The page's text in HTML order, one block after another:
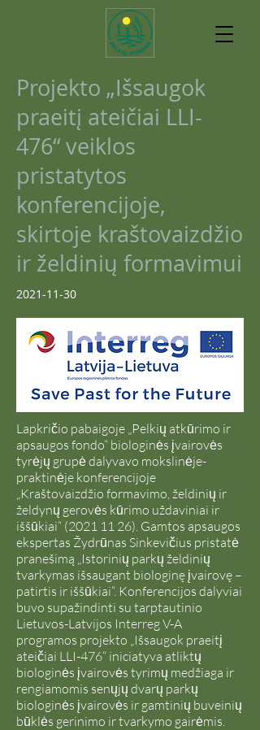
Projekto „Išsaugok
praeitį ateičiai LLI-
476“ veiklos
pristatytos
konferencijoje,
skirtoje kraštovaizdžio
ir želdinių formavimui
2021-11-30
Lapkričio pabaigoje „Pelkių atkūrimo ir
apsaugos fondo“ biologinės įvairovės
tyrėjų grupė dalyvavo mokslinėje-
praktinėje konferencijoje
„Kraštovaizdžio formavimo, želdinių ir
želdynų gerovės kūrimo uždaviniai ir
iššūkiai“ (2021 11 26). Gamtos apsaugos
ekspertas Žydrūnas Sinkevičius pristatė
pranešimą „Istorinių parkų želdinių
tvarkymas išsaugant biologinę įvairovę –
patirtis ir iššūkiai“. Konferencijos dalyviai
buvo supažindinti su tarptautinio
Lietuvos-Latvijos Interreg V-A
programos projekto „Išsaugok praeitį
ateičiai LLI-476“ iniciatyva atliktų
biologinės įvairovės tyrimų medžiaga ir
rengiamomis senųjų dvarų parkų
biologinės įvairovės ir gamtinių buveinių
būklės gerinimo ir tvarkymo gairėmis.